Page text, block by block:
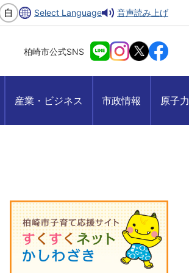
Select Language 音声読み上げ
柏崎市公式SNS
産業・ビジネス 市政情報 原子力